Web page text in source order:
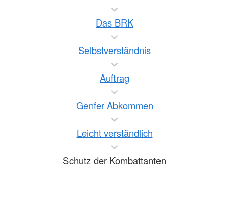
Das BRK
Selbstverständnis
Auftrag
Genfer Abkommen
Leicht verständlich
Schutz der Kombattanten